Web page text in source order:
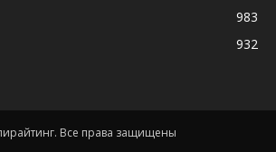
983
932
Все права защищены